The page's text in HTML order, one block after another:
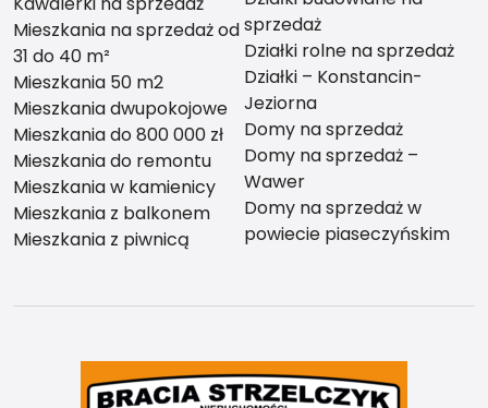
Mieszkania na sprzedaż od
31 do 40 m²
Mieszkania 50 m2
Mieszkania dwupokojowe
Mieszkania do 800 000 zł
Mieszkania do remontu
Mieszkania w kamienicy
Mieszkania z balkonem
Mieszkania z piwnicą
sprzedaż
Działki rolne na sprzedaż
Działki – Konstancin-
Jeziorna
Domy na sprzedaż
Domy na sprzedaż –
Wawer
Domy na sprzedaż w
powiecie piaseczyńskim